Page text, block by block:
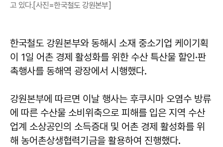
고 있다.[사진=한국철도 강원본부]
한국철도 강원본부와 동해시 소재 중소기업 케이기획
이 1일 어촌 경제 활성화를 위한 수산 특산물 할인·판
촉행사를 동해역 광장에서 시행했다.
강원본부에 따르면 이날 행사는 후쿠시마 오염수 방류
에 따른 수산물 소비위축으로 피해를 입은 지역 수산
업계 소상공인의 소득증대 및 어촌 경제 활성화를 위
해 농어촌상생협력기금을 활용하여 진행했다.